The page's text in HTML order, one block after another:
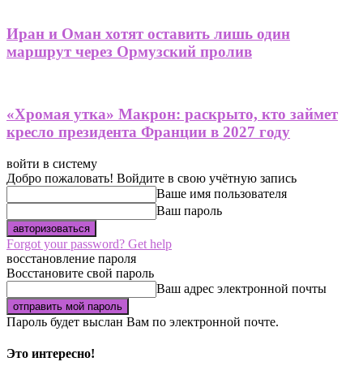
Иран и Оман хотят оставить лишь один
маршрут через Ормузский пролив
«Хромая утка» Макрон: раскрыто, кто займет
кресло президента Франции в 2027 году
войти в систему
Добро пожаловать! Войдите в свою учётную запись
Ваше имя пользователя
Ваш пароль
Forgot your password? Get help
восстановление пароля
Восстановите свой пароль
Ваш адрес электронной почты
Пароль будет выслан Вам по электронной почте.
Это интересно!